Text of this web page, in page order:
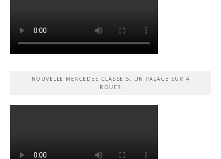
NOUVELLE MERCEDES CLASSE S, UN PALACE SUR 4
ROUES